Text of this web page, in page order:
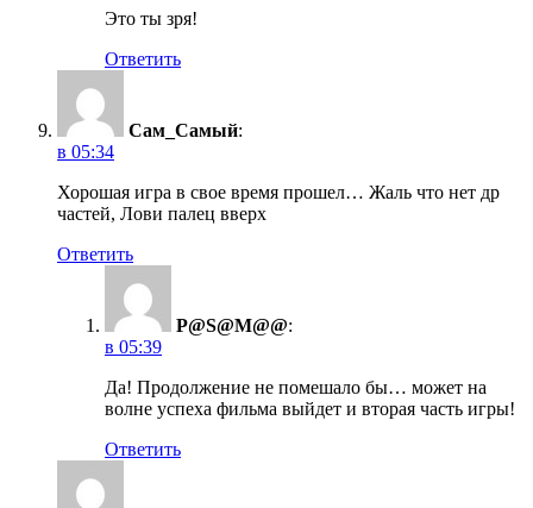
Это ты зря!
Ответить
Сам_Самый:
в 05:34
Хорошая игра в свое время прошел… Жаль что нет др
частей, Лови палец вверх
Ответить
P@S@M@@:
в 05:39
Да! Продолжение не помешало бы… может на
волне успеха фильма выйдет и вторая часть игры!
Ответить